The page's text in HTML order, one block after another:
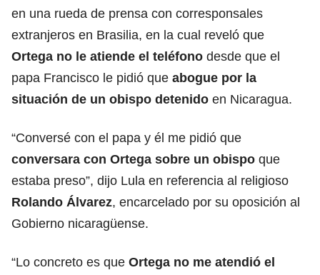
en una rueda de prensa con corresponsales
extranjeros en Brasilia, en la cual reveló que
Ortega no le atiende el teléfono desde que el
papa Francisco le pidió que abogue por la
situación de un obispo detenido en Nicaragua.
“Conversé con el papa y él me pidió que
conversara con Ortega sobre un obispo que
estaba preso”, dijo Lula en referencia al religioso
Rolando Álvarez, encarcelado por su oposición al
Gobierno nicaragüense.
“Lo concreto es que Ortega no me atendió el